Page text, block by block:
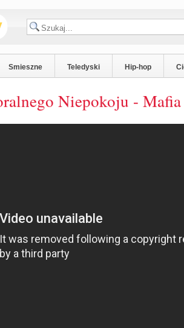
Smieszne Teledyski Hip-hop
Niepokoju - Mafia